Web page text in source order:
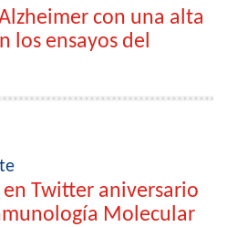
con una alta
los ensayos del
Twitter aniversario
Molecular